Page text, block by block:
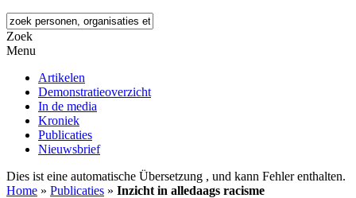
Zoek
Menu
Artikelen
Demonstratieoverzicht
In de media
Kroniek
Publicaties
Nieuwsbrief
Dies ist eine automatische Übersetzung , und kann Fehler enthalten.
Home » Publicaties » Inzicht in alledaags racisme